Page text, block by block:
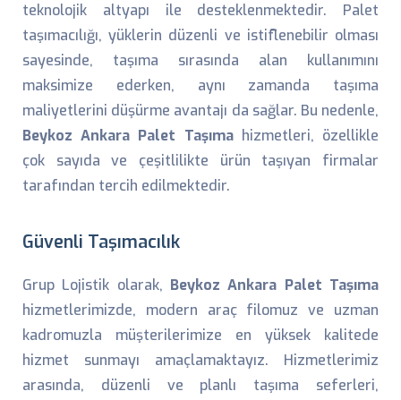
teknolojik altyapı ile desteklenmektedir. Palet
taşımacılığı, yüklerin düzenli ve istiflenebilir olması
sayesinde, taşıma sırasında alan kullanımını
maksimize ederken, aynı zamanda taşıma
maliyetlerini düşürme avantajı da sağlar. Bu nedenle,
Beykoz Ankara Palet Taşımahizmetleri, özellikle
çok sayıda ve çeşitlilikte ürün taşıyan firmalar
tarafından tercih edilmektedir.
Güvenli Taşımacılık
Grup Lojistik olarak, Beykoz Ankara Palet Taşıma
hizmetlerimizde, modern araç filomuz ve uzman
kadromuzla müşterilerimize en yüksek kalitede
hizmet sunmayı amaçlamaktayız. Hizmetlerimiz
arasında, düzenli ve planlı taşıma seferleri,